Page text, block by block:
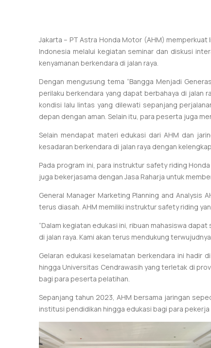
Jakarta – PT Astra Honda Motor (AHM)
Indonesia melalui kegiatan seminar dan diskusi
kenyamanan berkendara di jalan raya.
Dengan mengusung tema “Bangga Menjadi
perilaku berkendara yang dapat berbahaya di jalan
kondisi lalu lintas yang dilewati sepanjang
depan dengan aman. Selain itu, para peserta juga
Selain mendapat materi edukasi dari AHM dan
kesadaran berkendara di jalan raya dengan
Pada program ini, para instruktur safety riding
juga bekerjasama dengan Jasa Raharja untuk
General Manager Marketing Planning and Analysis
terus diasah. AHM memiliki instruktur safety riding
“Dalam kegiatan edukasi ini, ribuan mahasiswa
di jalan raya. Kami akan terus mendukung
Gelaran edukasi keselamatan berkendara ini hadir
hingga Universitas Cendrawasih yang terletak di
bagi para peserta pelatihan.
Sepanjang tahun 2023, AHM bersama jaringan
institusi pendidikan hingga edukasi bagi para